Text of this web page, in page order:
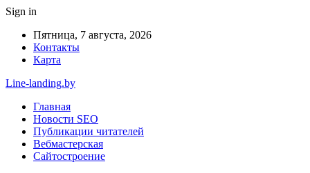
Sign in
Пятница, 7 августа, 2026
Контакты
Карта
Line-landing.by
Главная
Новости SEO
Публикации читателей
Вебмастерская
Сайтостроение